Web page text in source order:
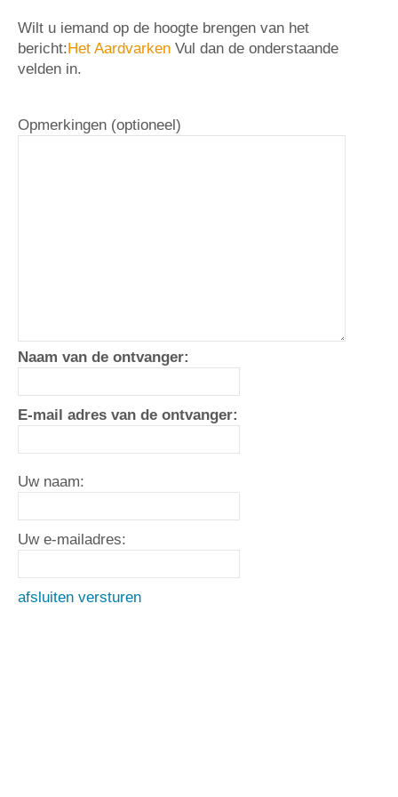
Wilt u iemand op de hoogte brengen van het
bericht:Het Aardvarken Vul dan de onderstaande
velden in.
Opmerkingen (optioneel)
Naam van de ontvanger:
E-mail adres van de ontvanger:
Uw naam:
Uw e-mailadres:
afsluiten versturen